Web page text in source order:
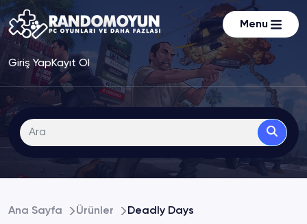
Menu
Giriş YapKayıt Ol
Ana Sayfa Ürünler Deadly Days